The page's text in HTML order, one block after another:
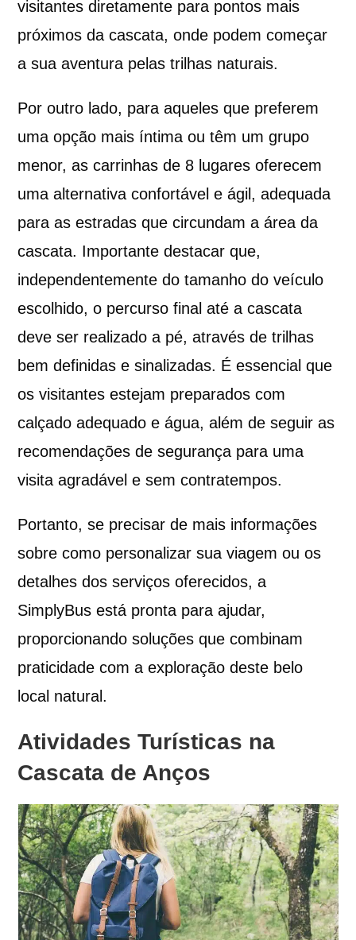
visitantes diretamente para pontos mais
próximos da cascata, onde podem começar
a sua aventura pelas trilhas naturais.
Por outro lado, para aqueles que preferem
uma opção mais íntima ou têm um grupo
menor, as carrinhas de 8 lugares oferecem
uma alternativa confortável e ágil, adequada
para as estradas que circundam a área da
cascata. Importante destacar que,
independentemente do tamanho do veículo
escolhido, o percurso final até a cascata
deve ser realizado a pé, através de trilhas
bem definidas e sinalizadas. É essencial que
os visitantes estejam preparados com
calçado adequado e água, além de seguir as
recomendações de segurança para uma
visita agradável e sem contratempos.
Portanto, se precisar de mais informações
sobre como personalizar sua viagem ou os
detalhes dos serviços oferecidos, a
SimplyBus está pronta para ajudar,
proporcionando soluções que combinam
praticidade com a exploração deste belo
local natural.
Atividades Turísticas na
Cascata de Anços